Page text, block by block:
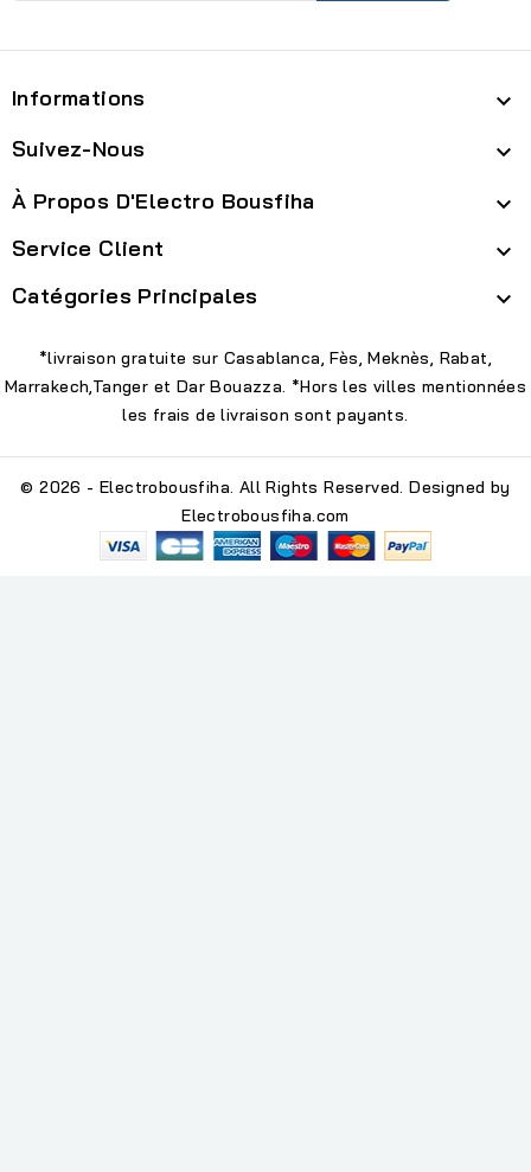
Informations 
Suivez-Nous 
À Propos D'Electro Bousfiha 
Service Client 
Catégories Principales 
*livraison gratuite sur Casablanca, Fès, Meknès, Rabat,
Marrakech,Tanger et Dar Bouazza. *Hors les villes mentionnées
les frais de livraison sont payants.
© 2026 - Electrobousfiha. All Rights Reserved. Designed by
Electrobousfiha.com